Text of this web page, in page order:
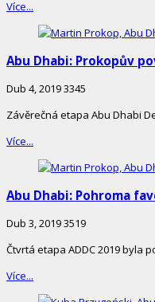
Více...
Abu Dhabi: Prokopův
Dub 4, 20193345
Závěrečná etapa Abu Dhabi
Více...
Abu Dhabi: Pohroma
Dub 3, 20193519
Čtvrtá etapa ADDC 2019 byla
Více...